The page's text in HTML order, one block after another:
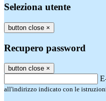
Seleziona utente
button close ×
Recupero password
button close ×
all'indirizzo indicato con le